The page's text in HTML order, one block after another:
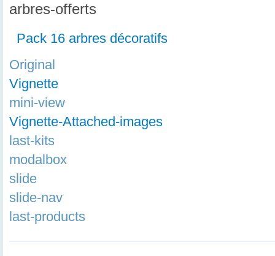
arbres-offerts
Pack 16 arbres décoratifs
Original
Vignette
mini-view
Vignette-Attached-images
last-kits
modalbox
slide
slide-nav
last-products